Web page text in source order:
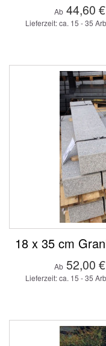
Ab 44,60 €
Lieferzeit: ca. 15 - 35
18 x 35 cm
Ab 52,00 €
Lieferzeit: ca. 15 - 35